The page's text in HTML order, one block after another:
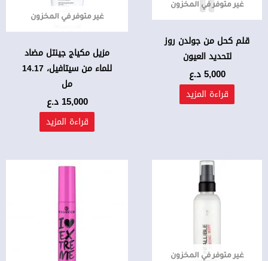
غير متوفر في المخزون
قلم كحل من جولدن روز
لتحديد العيون
5,000د.ع
قراءة المزيد
غير متوفر في المخزون
مزيل مكياج جينتل مضاد
للماء من سيتافيل، 14.17
مل
15,000 د.ع
قراءة المزيد
غير متوفر في المخزون